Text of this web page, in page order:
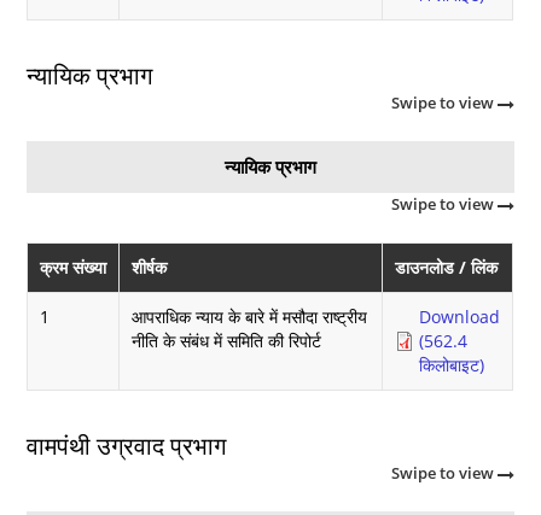
न्यायिक प्रभाग
Swipe to view
न्यायिक प्रभाग
Swipe to view
क्रम संख्या शीर्षक डाउनलोड / लिंक
1
आपराधिक न्याय के बारे में मसौदा राष्ट्रीय
नीति के संबंध में समिति की रिपोर्ट
Download
(562.4
किलोबाइट)
वामपंथी उग्रवाद प्रभाग
Swipe to view